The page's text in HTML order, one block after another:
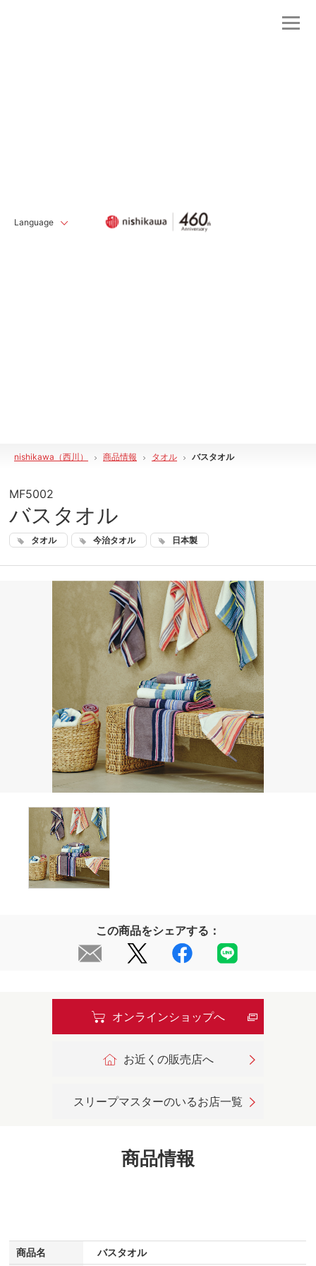
Language
nishikawa（西川） 商品情報 タオル バスタオル
MF5002
バスタオル
タオル 今治タオル 日本製
この商品をシェアする：
オンラインショップへ
お近くの販売店へ
スリープマスターのいるお店一覧
商品情報
商品名 バスタオル